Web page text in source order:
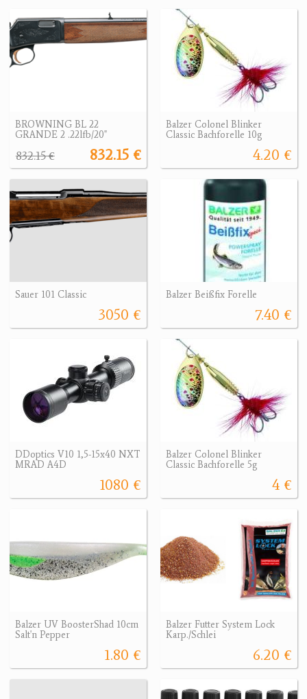
BROWNING BL 22
GRANDE 2 .22lfb/20"
832.15 €
832.15 €
Balzer Colonel Blinker
Classic Bachforelle 10g
4.20 €
Sauer 101 Classic
3050 €
Balzer Beißfix Forelle
7.40 €
DDoptics V10 1,5-15x40 NXT
MRAD A4D
1080 €
Balzer Colonel Blinker
Classic Bachforelle 5g
4 €
Balzer UV BoosterShad 10cm
Salt'n Pepper
1.80 €
Balzer Futter System Lock
Karp./Schlei
6.20 €